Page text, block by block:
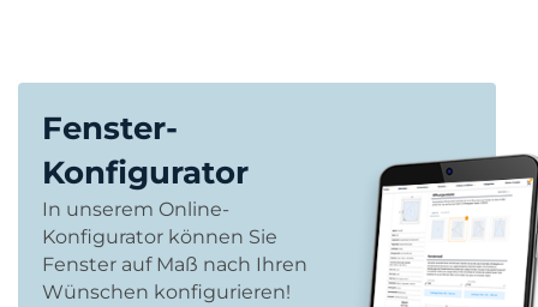
Fenster-
Konfigurator
In unserem Online-
Konfigurator können Sie
Fenster auf Maß nach Ihren
Wünschen konfigurieren!